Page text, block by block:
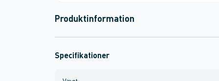
Produktinformation
Specifikationer